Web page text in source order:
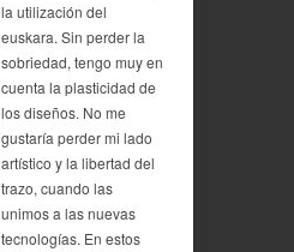
la utilización del
euskara. Sin perder la
sobriedad, tengo muy en
cuenta la plasticidad de
los diseños. No me
gustaría perder mi lado
artístico y la libertad del
trazo, cuando las
unimos a las nuevas
tecnologías. En estos